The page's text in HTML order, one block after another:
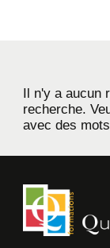
Il n'y a aucun
recherche.
avec des